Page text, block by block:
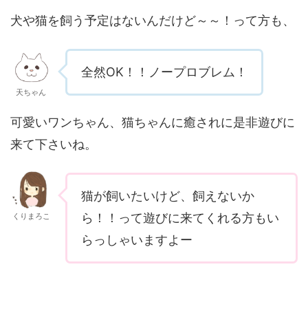
犬や猫を飼う予定はないんだけど～～！って方も、
天ちゃん
全然OK！！ノープロブレム！
可愛いワンちゃん、猫ちゃんに癒されに是非遊びに
来て下さいね。
くりまろこ
猫が飼いたいけど、飼えないか
ら！！って遊びに来てくれる方もい
らっしゃいますよー